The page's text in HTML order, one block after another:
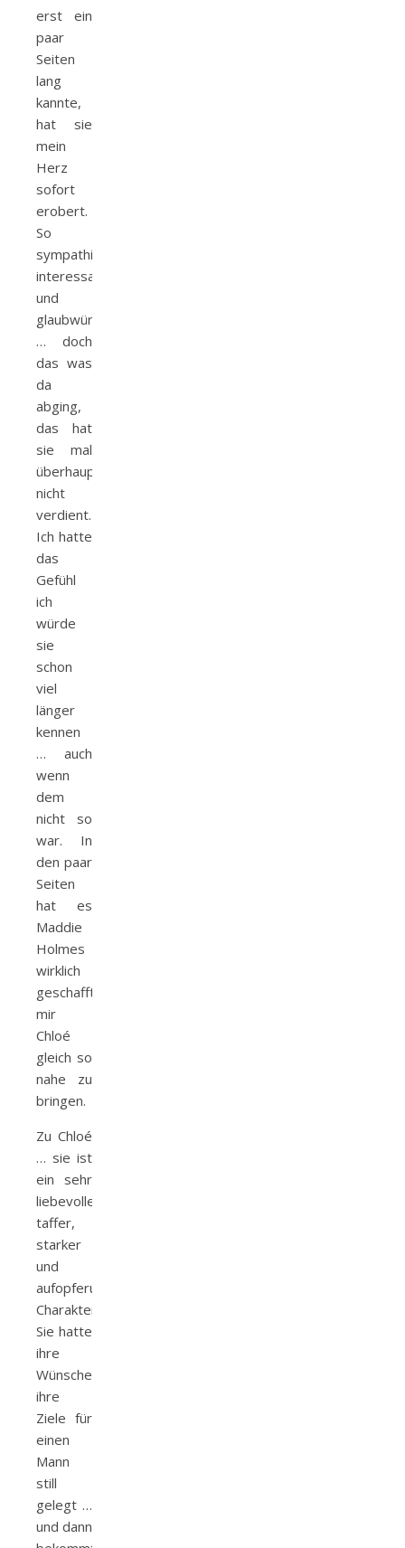
erst ein
paar
Seiten
lang
kannte,
hat sie
mein
Herz
sofort
erobert.
So
sympathisch,
interessant
und
glaubwürdig
… doch
das was
da
abging,
das hat
sie mal
überhaupt
nicht
verdient.
Ich hatte
das
Gefühl
ich
würde
sie
schon
viel
länger
kennen
… auch
wenn
dem
nicht so
war. In
den paar
Seiten
hat es
Maddie
Holmes
wirklich
geschafft,
mir
Chloé
gleich so
nahe zu
bringen.
Zu Chloé
… sie ist
ein sehr
liebevoller,
taffer,
starker
und
aufopferungsvoller
Charakter.
Sie hatte
ihre
Wünsche,
ihre
Ziele für
einen
Mann
still
gelegt …
und dann